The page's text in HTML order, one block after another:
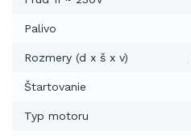
Palivo
Rozmery (d x š x v)
Štartovanie
Typ motoru